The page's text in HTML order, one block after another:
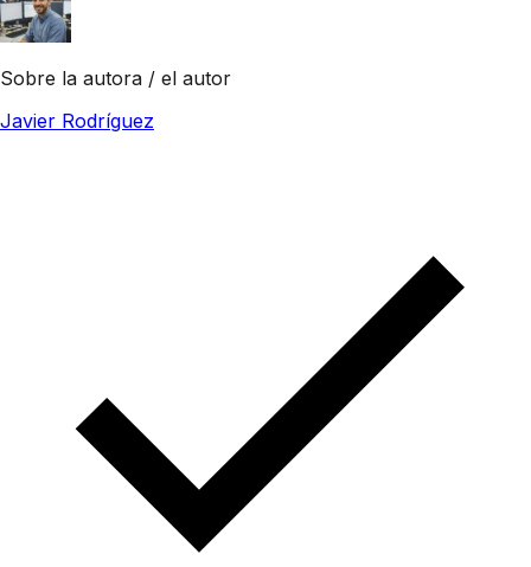
Sobre la autora / el autor
Javier Rodríguez